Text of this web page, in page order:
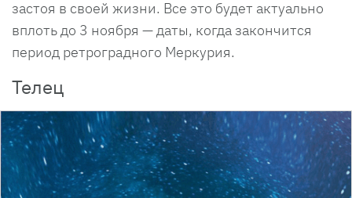
застоя в своей жизни. Все это будет актуально
вплоть до 3 ноября — даты, когда закончится
период ретроградного Меркурия.
Телец